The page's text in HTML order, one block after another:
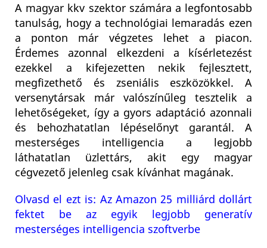
A magyar kkv szektor számára a legfontosabb
tanulság, hogy a technológiai lemaradás ezen
a ponton már végzetes lehet a piacon.
Érdemes azonnal elkezdeni a kísérletezést
ezekkel a kifejezetten nekik fejlesztett,
megfizethető és zseniális eszközökkel. A
versenytársak már valószínűleg tesztelik a
lehetőségeket, így a gyors adaptáció azonnali
és behozhatatlan lépéselőnyt garantál. A
mesterséges intelligencia a legjobb
láthatatlan üzlettárs, akit egy magyar
cégvezető jelenleg csak kívánhat magának.
Olvasd el ezt is: Az Amazon 25 milliárd dollárt
fektet be az egyik legjobb generatív
mesterséges intelligencia szoftverbe